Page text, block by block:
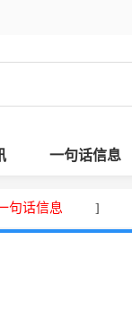
一句话信息
句话信息 ]